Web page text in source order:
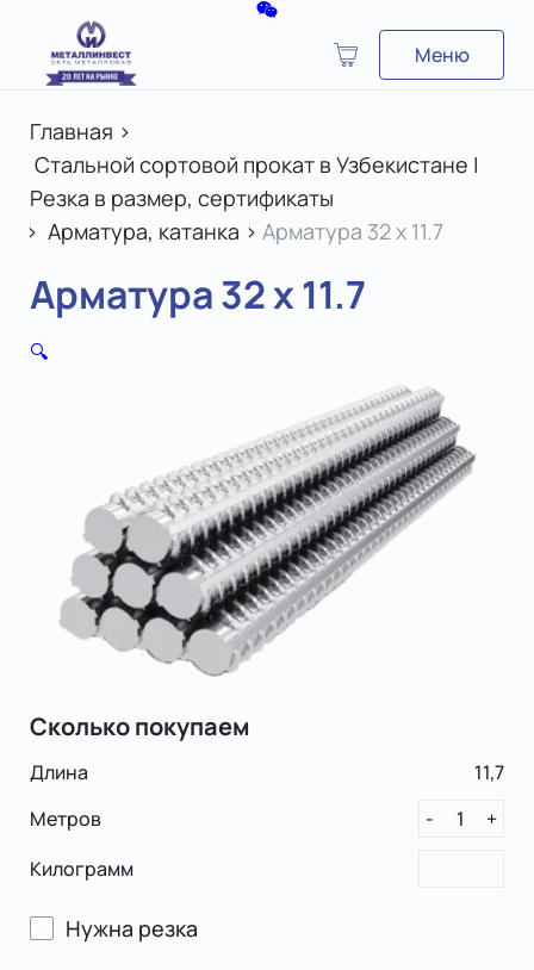
Меню
Главная >
Стальной сортовой прокат в Узбекистане |
Резка в размер, сертификаты
> Арматура, катанка > Арматура 32 x 11.7
Арматура 32 x 11.7
🔍
Сколько покупаем
Длина
11,7
Метров
- 1
+
Килограмм
Нужна резка